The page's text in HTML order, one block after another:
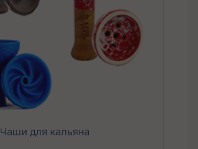
Чаши для кальяна